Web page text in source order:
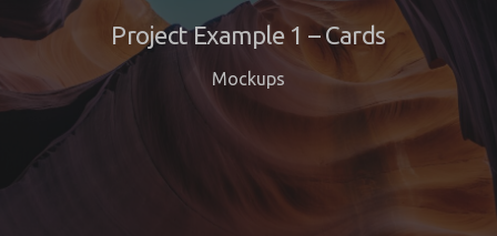
Project Example 1 – Cards
Mockups